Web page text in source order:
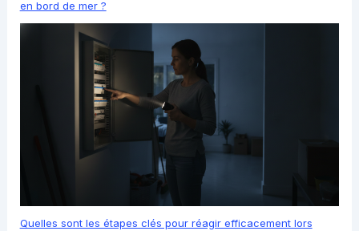
en bord de mer ?
Quelles sont les étapes clés pour réagir efficacement lors